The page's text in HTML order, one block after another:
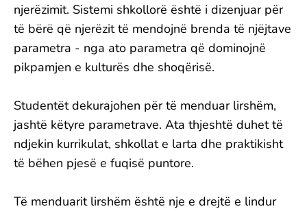
njerëzimit. Sistemi shkollorë është i dizenjuar për
të bërë që njerëzit të mendojnë brenda të njëjtave
parametra - nga ato parametra që dominojnë
pikpamjen e kulturës dhe shoqërisë.
Studentët dekurajohen për të menduar lirshëm,
jashtë këtyre parametrave. Ata thjeshtë duhet të
ndjekin kurrikulat, shkollat e larta dhe praktikisht
të bëhen pjesë e fuqisë puntore.
Të menduarit lirshëm është nje e drejtë e lindur